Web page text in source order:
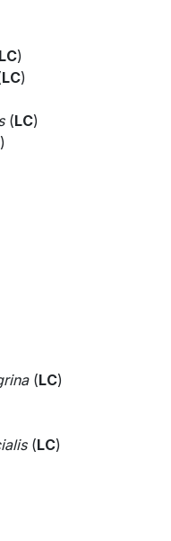
LC)
LC)
(LC)
)
(LC)
(LC)